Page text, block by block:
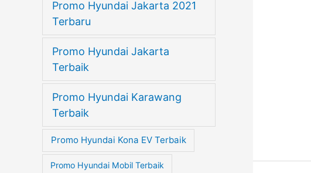
Promo Hyundai Jakarta 2021
Terbaru
Promo Hyundai Jakarta
Terbaik
Promo Hyundai Karawang
Terbaik
Promo Hyundai Kona EV Terbaik
Promo Hyundai Mobil Terbaik